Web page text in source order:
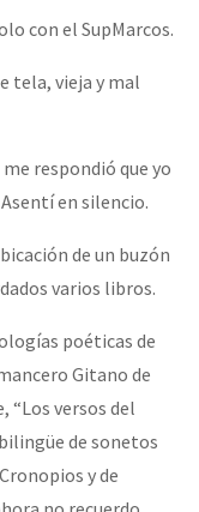
con el SupMarcos.
tela, vieja y mal
respondió que yo
en silencio.
de un buzón
varios libros.
poéticas de
Gitano de
“Los versos del
de sonetos
y de